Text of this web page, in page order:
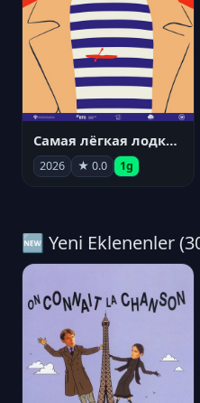
Самая лёгкая лодка в мире
2026 ★ 0.0 1g
🆕 Yeni Eklenenler